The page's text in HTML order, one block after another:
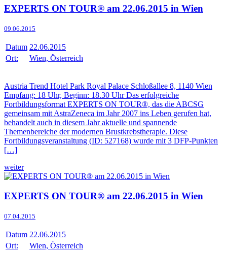
EXPERTS ON TOUR® am 22.06.2015 in Wien
09.06.2015
Datum 22.06.2015
Ort:
Wien, Österreich
Austria Trend Hotel Park Royal Palace Schloßallee 8, 1140 Wien
Empfang: 18 Uhr, Beginn: 18.30 Uhr Das erfolgreiche
Fortbildungsformat EXPERTS ON TOUR®, das die ABCSG
gemeinsam mit AstraZeneca im Jahr 2007 ins Leben gerufen hat,
behandelt auch in diesem Jahr aktuelle und spannende
Themenbereiche der modernen Brustkrebstherapie. Diese
Fortbildungsveranstaltung (ID: 527168) wurde mit 3 DFP-Punkten
[…]
weiter
EXPERTS ON TOUR® am 22.06.2015 in Wien
07.04.2015
Datum 22.06.2015
Ort:
Wien, Österreich